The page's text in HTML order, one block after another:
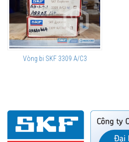
Vòng bi SKF 3309 A/C3